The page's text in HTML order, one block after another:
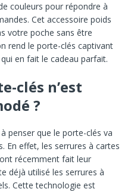
couleurs pour répondre à
Cet accessoire poids
votre poche sans être
rend le porte-clés captivant
en fait le cadeau parfait.
clés n’est
?
penser que le porte-clés va
En effet, les serrures à cartes
récemment fait leur
déjà utilisé les serrures à
Cette technologie est